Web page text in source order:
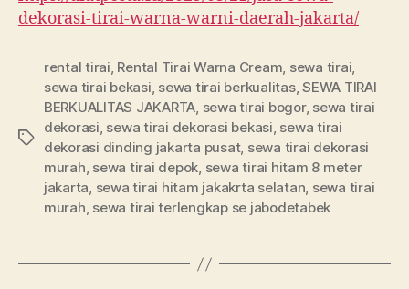
dekorasi-tirai-warna-warni-daerah-jakarta/
Tag
rental tirai, Rental Tirai Warna Cream, sewa tirai,
sewa tirai bekasi, sewa tirai berkualitas,SEWA TIRAI
BERKUALITAS JAKARTA, sewa tirai bogor, sewa tirai
dekorasi, sewa tirai dekorasi bekasi, sewa tirai
dekorasi dinding jakarta pusat, sewa tirai dekorasi
murah, sewa tirai depok, sewa tirai hitam 8 meter
jakarta, sewa tirai hitam jakakrta selatan, sewa tirai
murah, sewa tirai terlengkap se jabodetabek